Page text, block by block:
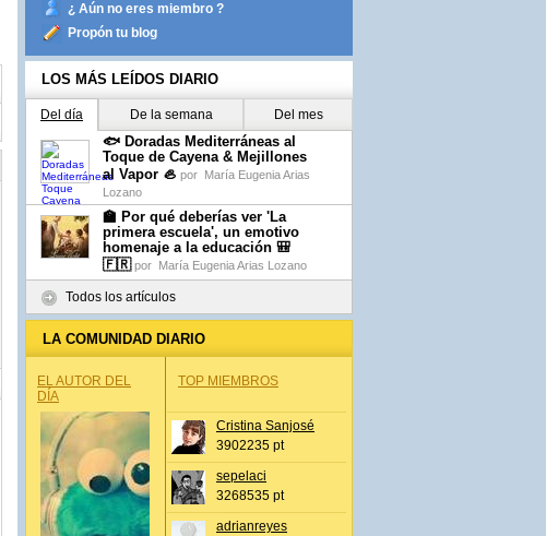
¿ Aún no eres miembro ?
Propón tu blog
LOS MÁS LEÍDOS DIARIO
Del día De la semana Del mes
🐟 Doradas Mediterráneas al
Toque de Cayena & Mejillones
al Vapor 🦪 por María Eugenia Arias
Lozano
🏫 Por qué deberías ver 'La
primera escuela', un emotivo
homenaje a la educación 🎒
🇫🇷 por María Eugenia Arias Lozano
Todos los artículos
LA COMUNIDAD DIARIO
EL AUTOR DEL
DÍA
TOP MIEMBROS
Cristina Sanjosé
3902235 pt
sepelaci
3268535 pt
adrianreyes